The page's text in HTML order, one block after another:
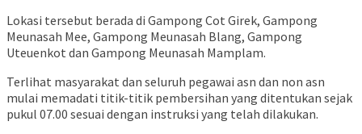
Lokasi tersebut berada di Gampong Cot Girek, Gampong
Meunasah Mee, Gampong Meunasah Blang, Gampong
Uteuenkot dan Gampong Meunasah Mamplam.
Terlihat masyarakat dan seluruh pegawai asn dan non asn
mulai memadati titik-titik pembersihan yang ditentukan sejak
pukul 07.00 sesuai dengan instruksi yang telah dilakukan.